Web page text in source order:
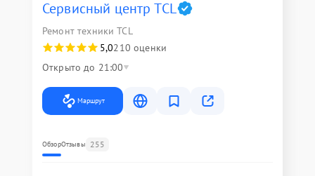
Сервисный центр TCL
Ремонт техники TCL
5,0210 оценки
Открыто до 21:00
Маршрут
ОбзорОтзывы 255